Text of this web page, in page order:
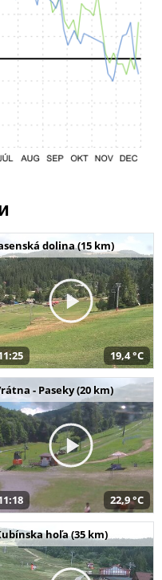
dolina (15 km)
19,4 °C
- Paseky (20 km)
22,9 °C
hoľa (35 km)